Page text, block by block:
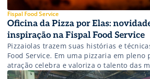
Fispal Food Service
Oficina da Pizza por Elas:
inspiração na Fispal Food Service
Pizzaiolas trazem suas histórias e
Food Service. Em uma pizzaria em pleno
atração celebra e valoriza o talento das
gastronomia.